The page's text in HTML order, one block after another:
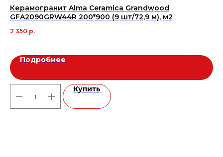
Керамогранит Alma Ceramica Grandwood
GFA2090GRW44R 200*900 (9 шт/72,9 м), м2
2 350 р.
Подробнее
Купить